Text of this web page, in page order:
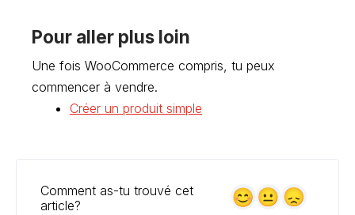
Pour aller plus loin
Une fois WooCommerce compris, tu peux
commencer à vendre.
Créer un produit simple
Comment as-tu trouvé cet
article?